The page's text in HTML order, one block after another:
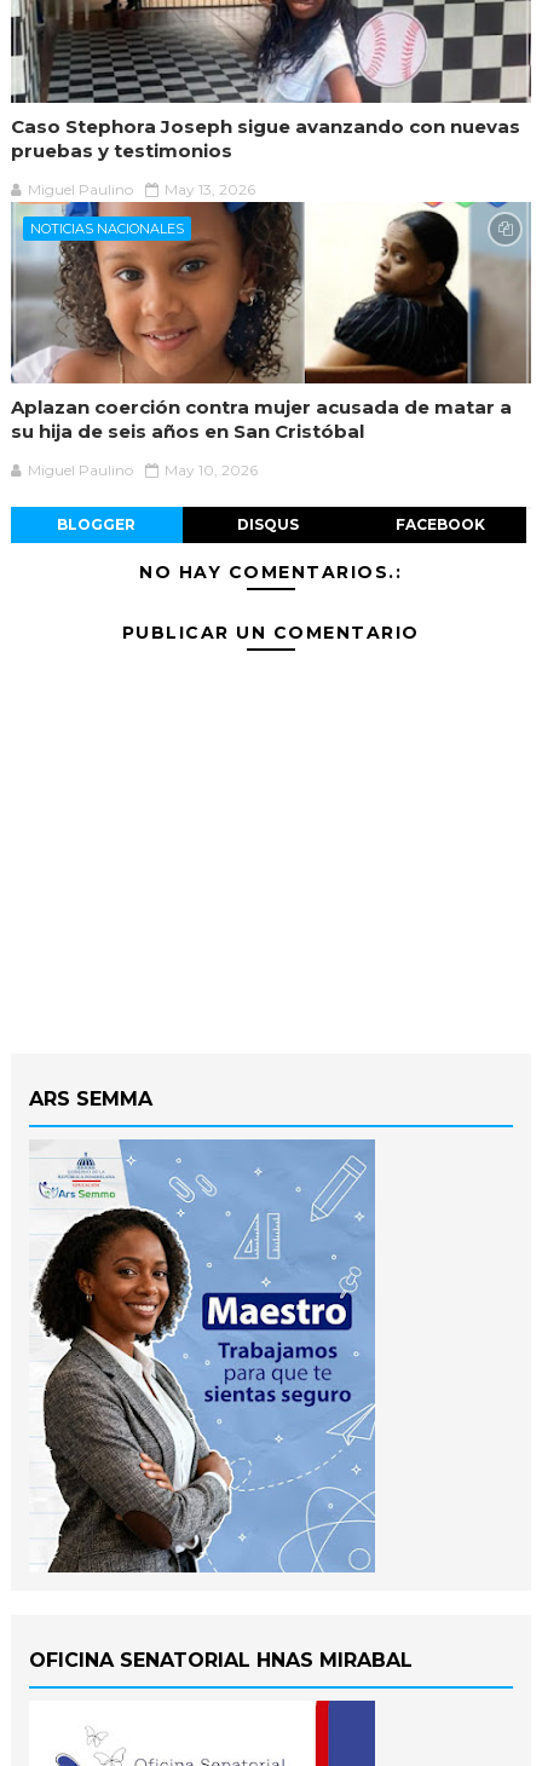
Caso Stephora Joseph sigue avanzando con nuevas
pruebas y testimonios
Miguel Paulino May 13, 2026
NOTICIAS NACIONALES
Aplazan coerción contra mujer acusada de matar a
su hija de seis años en San Cristóbal
Miguel Paulino May 10, 2026
BLOGGER DISQUS FACEBOOK
NO HAY COMENTARIOS.:
PUBLICAR UN COMENTARIO
ARS SEMMA
OFICINA SENATORIAL HNAS MIRABAL